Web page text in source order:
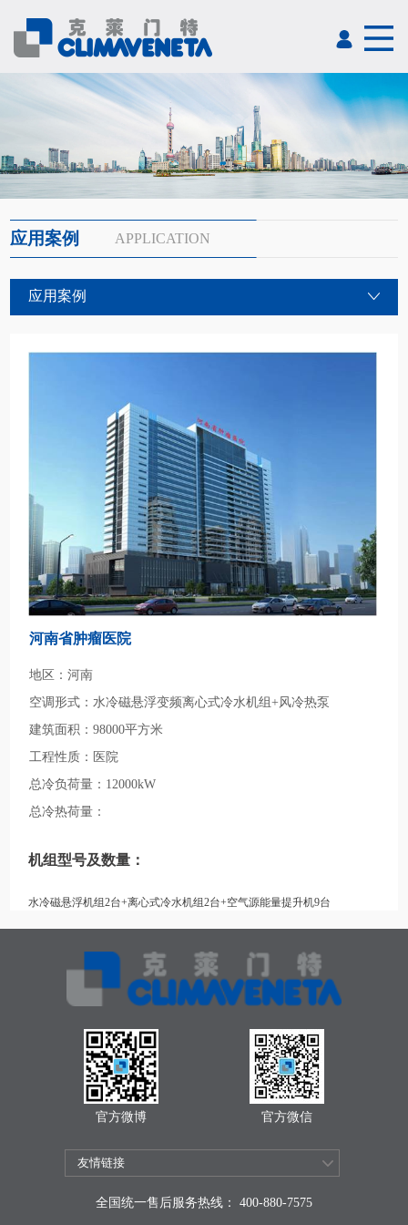
应用案例 APPLICATION
应用案例
河南省肿瘤医院
地区：河南
空调形式：水冷磁悬浮变频离心式冷水机组+风冷热泵
建筑面积：98000平方米
工程性质：医院
总冷负荷量：12000kW
总冷热荷量：
机组型号及数量：
水冷磁悬浮机组2台+离心式冷水机组2台+空气源能量提升机9台
官方微博 官方微信
全国统一售后服务热线： 400-880-7575